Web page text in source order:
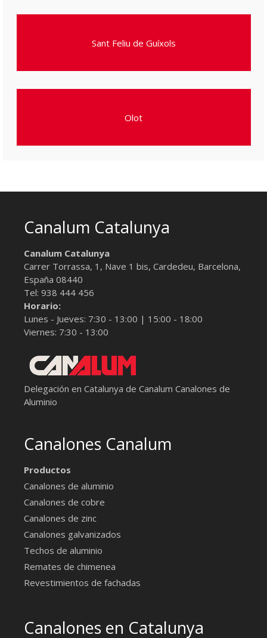
Sant Feliu de Guíxols
Olot
Canalum Catalunya
Canalum Catalunya
Carrer Torrassa, 1, Nave 1 bis, Cardedeu, Barcelona,
España 08440
Tel: 938 444 456
Horario:
Lunes - Jueves: 7:30 - 13:00 | 15:00 - 18:00
Viernes: 7:30 - 13:00
Delegación en Catalunya de Canalum Canalones de
Aluminio
Canalones Canalum
Productos
Canalones de aluminio
Canalones de cobre
Canalones de zinc
Canalones galvanizados
Techos de aluminio
Remates de chimenea
Revestimientos de fachadas
Canalones en Catalunya